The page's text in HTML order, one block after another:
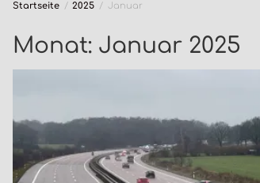
Startseite 2025 Januar
Monat: Januar 2025